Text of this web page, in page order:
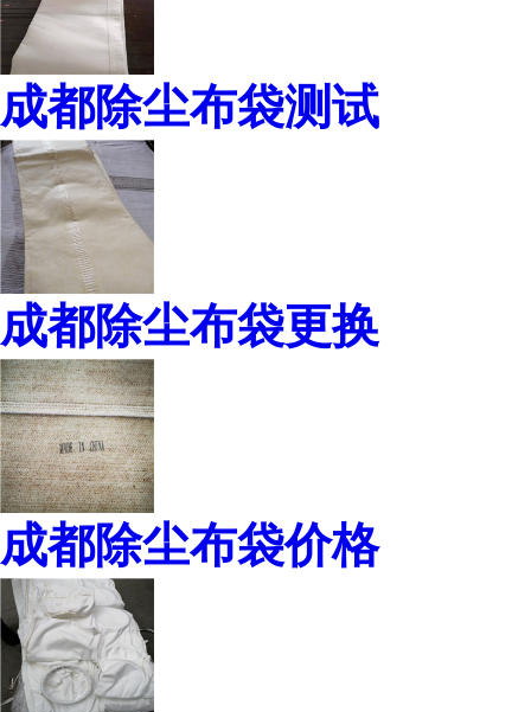
成都除尘布袋测试
成都除尘布袋更换
成都除尘布袋价格